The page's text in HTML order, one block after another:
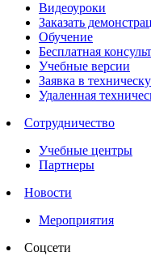
Видеоуроки
Заказать
Обучение
Бесплатная
Учебные версии
Заявка в
Удаленная
Сотрудничество
Учебные центры
Партнеры
Новости
Мероприятия
Соцсети